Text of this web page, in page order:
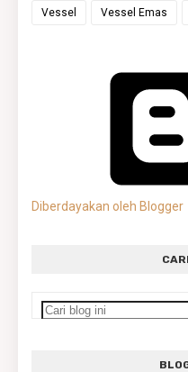
Vessel Vessel Emas
Diberdayakan oleh Blogger